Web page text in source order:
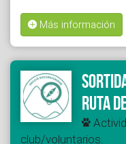
Más información
Ruta
club/voluntarios.